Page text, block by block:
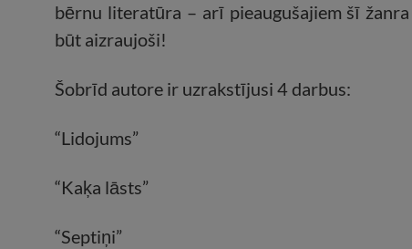
bērnu literatūra – arī pieaugušajiem šī
būt aizraujoši!
Šobrīd autore ir uzrakstījusi 4 darbus:
“Lidojums”
“Kaķa lāsts”
“Septiņi”